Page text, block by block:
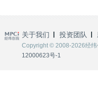
关于我们 投资团队
Copyright © 2008-2026经纬
12000623号-1